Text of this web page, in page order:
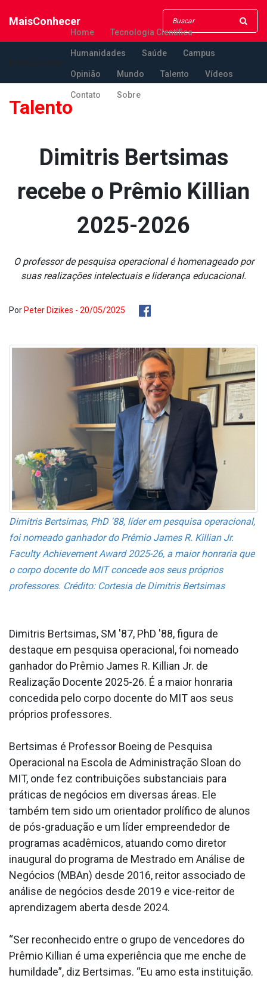
MaisConhecer
Home Tecnologia Científica
Humanidades Saúde Campus
Opinião Mundo Talento Vídeos
Contato Sobre
Talento
Dimitris Bertsimas
recebe o Prêmio Killian
2025-2026
O professor de pesquisa operacional é homenageado por
suas realizações intelectuais e liderança educacional.
Por Peter Dizikes - 20/05/2025
Dimitris Bertsimas, PhD '88, líder em pesquisa operacional,
foi nomeado ganhador do Prêmio James R. Killian Jr.
Faculty Achievement Award 2025-26, a maior honraria que
o corpo docente do MIT concede aos seus próprios
professores. Crédito: Cortesia de Dimitris Bertsimas
Dimitris Bertsimas, SM '87, PhD '88, figura de
destaque em pesquisa operacional, foi nomeado
ganhador do Prêmio James R. Killian Jr. de
Realização Docente 2025-26. É a maior honraria
concedida pelo corpo docente do MIT aos seus
próprios professores.
Bertsimas é Professor Boeing de Pesquisa
Operacional na Escola de Administração Sloan do
MIT, onde fez contribuições substanciais para
práticas de negócios em diversas áreas. Ele
também tem sido um orientador prolífico de alunos
de pós-graduação e um líder empreendedor de
programas acadêmicos, atuando como diretor
inaugural do programa de Mestrado em Análise de
Negócios (MBAn) desde 2016, reitor associado de
análise de negócios desde 2019 e vice-reitor de
aprendizagem aberta desde 2024.
“Ser reconhecido entre o grupo de vencedores do
Prêmio Killian é uma experiência que me enche de
humildade”, diz Bertsimas. “Eu amo esta instituição.